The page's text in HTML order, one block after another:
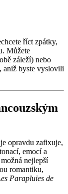
říct zpátky,
Můžete
záleží) nebo
aniž byste vyslovili
opravdu zafixuje,
emocí a
nejlepší
romantiku,
Parapluies de